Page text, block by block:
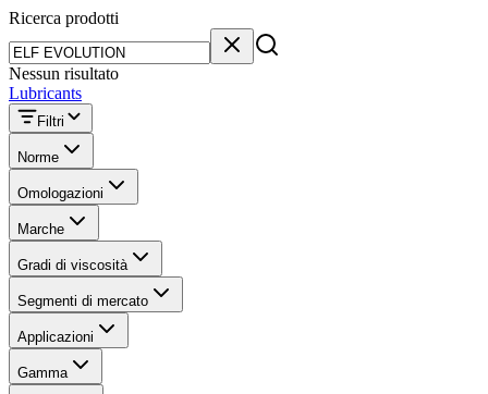
Ricerca prodotti
Ricerca prodotti
Nessun risultato
Lubricants
Filtri
Norme
Omologazioni
Marche
Gradi di viscosità
Segmenti di mercato
Applicazioni
Gamma